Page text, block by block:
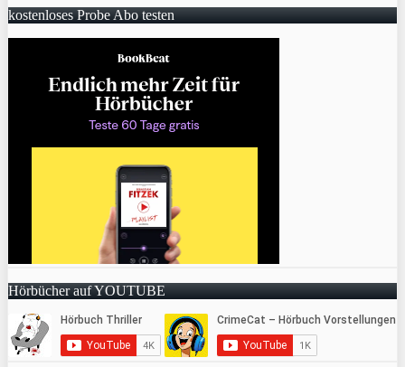
kostenloses Probe Abo testen
Hörbücher auf YOUTUBE